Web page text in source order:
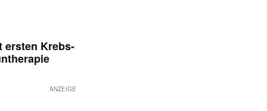
ersten Krebs-
ANZEIGE